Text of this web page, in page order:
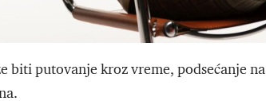
biti putovanje kroz vreme, podsećanje na